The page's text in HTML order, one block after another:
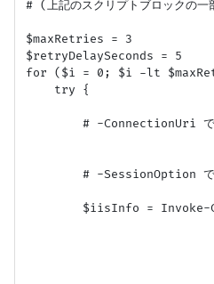
# (上記のスクリプトブロックの一
$maxRetries = 3
$retryDelaySeconds = 5
for ($i = 0; $i -lt
    try {
# -ConnectionUri で
# -SessionOption
$iisInfo =